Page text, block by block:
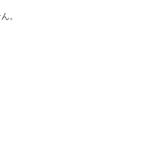
。